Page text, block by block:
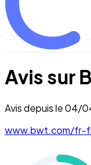
Avis sur
Avis depuis le04/
www.bwt.com/fr-